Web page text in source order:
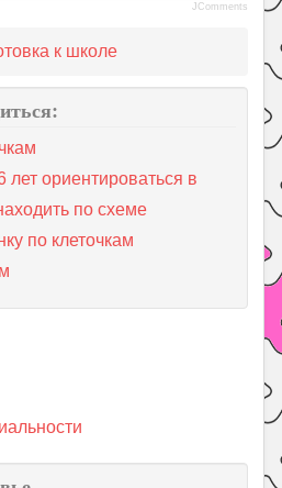
JComments
к школе
лет ориентироваться в
по схеме
по клеточкам